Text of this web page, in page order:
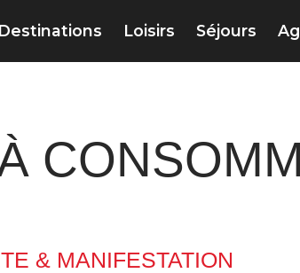
Destinations Loisirs Séjours
& MANIFESTATION